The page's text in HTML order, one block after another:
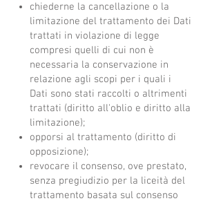
chiederne la cancellazione o la
limitazione del trattamento dei Dati
trattati in violazione di legge
compresi quelli di cui non è
necessaria la conservazione in
relazione agli scopi per i quali i
Dati sono stati raccolti o altrimenti
trattati (diritto all'oblio e diritto alla
limitazione);
opporsi al trattamento (diritto di
opposizione);
revocare il consenso, ove prestato,
senza pregiudizio per la liceità del
trattamento basata sul consenso